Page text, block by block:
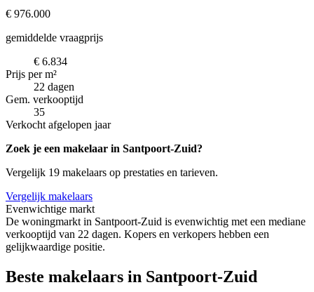
€ 976.000
gemiddelde vraagprijs
€ 6.834
Prijs per m²
22 dagen
Gem. verkooptijd
35
Verkocht afgelopen jaar
Zoek je een makelaar in Santpoort-Zuid?
Vergelijk 19 makelaars op prestaties en tarieven.
Vergelijk makelaars
Evenwichtige markt
De woningmarkt in Santpoort-Zuid is evenwichtig met een mediane
verkooptijd van 22 dagen. Kopers en verkopers hebben een
gelijkwaardige positie.
Beste makelaars in Santpoort-Zuid